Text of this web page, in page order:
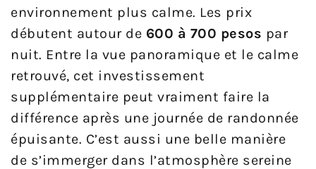
environnement plus calme. Les prix
débutent autour de 600 à 700 pesos par
nuit. Entre la vue panoramique et le calme
retrouvé, cet investissement
supplémentaire peut vraiment faire la
différence après une journée de randonnée
épuisante. C’est aussi une belle manière
de s’immerger dans l’atmosphère sereine